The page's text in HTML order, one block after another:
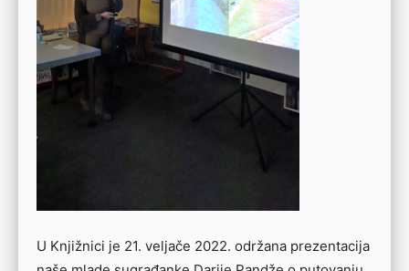
U Knjižnici je 21. veljače 2022. održana prezentacija